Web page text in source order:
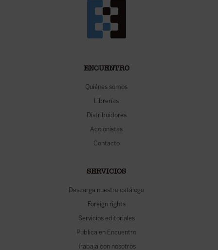
ENCUENTRO
Quiénes somos
Librerías
Distribuidores
Accionistas
Contacto
SERVICIOS
Descarga nuestro catálogo
Foreign rights
Servicios editoriales
Publica en Encuentro
Trabaja con nosotros